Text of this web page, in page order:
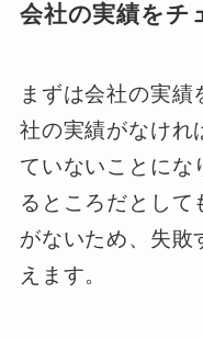
会社の実績をチ
まずは会社の実
社の実績がなけれ
ていないことにな
るところだとして
がないため、失敗
えます。